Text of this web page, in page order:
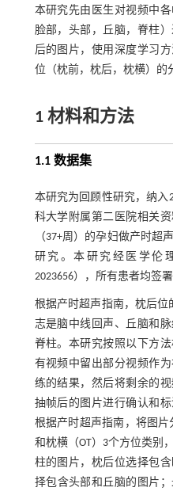
本研究先由医生对视频中
脸部，头部，丘脑，脊柱
后的图片，使用深度学习
位（枕前，枕后，枕横）的
1 材料和方法
1.1 数据集
本研究为回顾性研究，纳入
科大学附属第二医院相关
（37+周）的孕妇做产时超
研究。本研究经医学伦
2023656），所有患者均签
根据产时超声指南，枕后
志是脑中线回声、丘脑和
脊柱。本研究按照以下方
有视频中留出部分视频作
练的结果，然后将剩余的
抽帧后的图片进行确认和
根据产时超声指南，将图片
和枕横（OT）3个方位类别
柱的图片，枕后位选择包
择包含头部和丘脑的图片